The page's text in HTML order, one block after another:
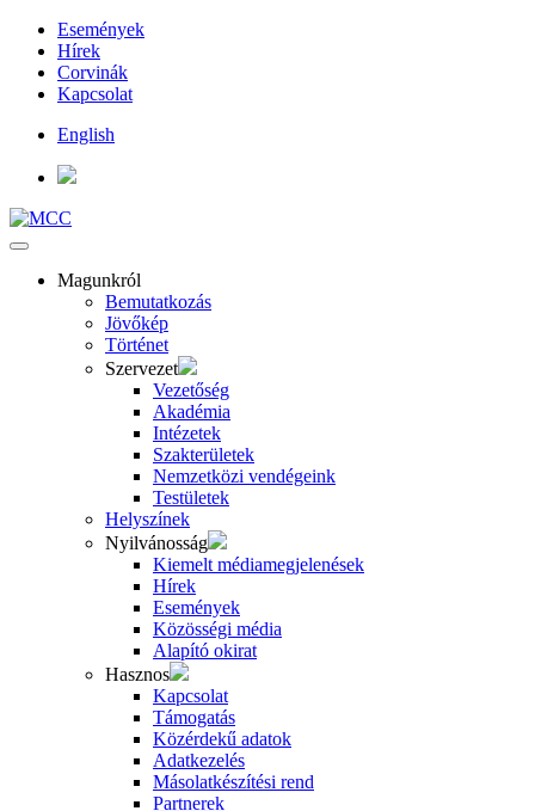
Események
Hírek
Corvinák
Kapcsolat
English
Magunkról
Bemutatkozás
Jövőkép
Történet
Szervezet
Vezetőség
Akadémia
Intézetek
Szakterületek
Nemzetközi vendégeink
Testületek
Helyszínek
Nyilvánosság
Kiemelt médiamegjelenések
Hírek
Események
Közösségi média
Alapító okirat
Hasznos
Kapcsolat
Támogatás
Közérdekű adatok
Adatkezelés
Másolatkészítési rend
Partnerek